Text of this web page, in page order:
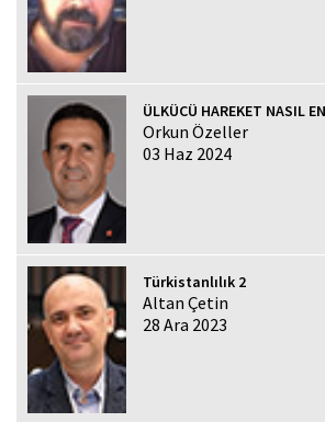
ÜLKÜCÜ HAREKET NASIL
Orkun Özeller
03 Haz 2024
Türkistanlılık 2
Altan Çetin
28 Ara 2023